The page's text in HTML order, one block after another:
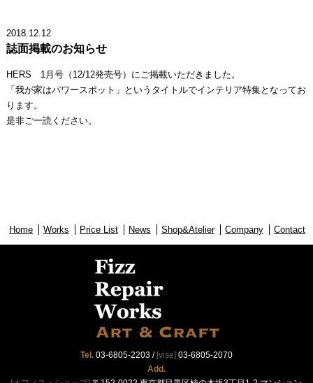
2018.12.12
誌面掲載のお知らせ
HERS 1月号（12/12発売号）にご掲載いただきました。
「我が家はパワースポット」というタイトルでインテリア特集となってお
ります。
是非ご一読ください。
Home Works Price List News Shop&Atelier Company Contact
Tel. 03-6805-2203/ [vise] 03-6805-2070
Add.